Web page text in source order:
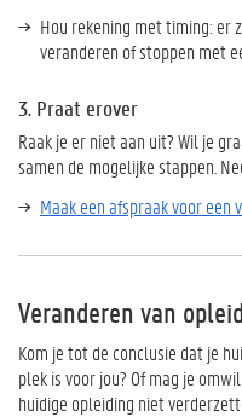
Hou rekening met timing: er
veranderen of stoppen met
3. Praat erover
Raak je er niet aan uit? Wil je
samen de mogelijke stappen.
Maak een afspraak voor een
Veranderen van
Kom je tot de conclusie dat je
plek is voor jou? Of mag je
huidige opleiding niet